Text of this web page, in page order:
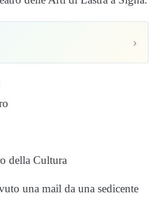
›
della Cultura
una mail da una sedicente